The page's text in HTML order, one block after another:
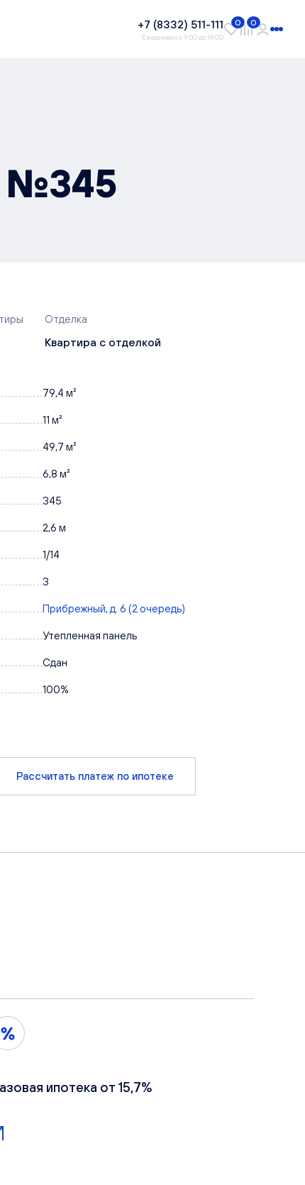
+7 (8332) 511-111
Ежедневно с 9:00 до 19:00
0 0
№345
Отделка
Квартира с отделкой
79,4 м²
11 м²
49,7 м²
6,8 м²
345
2,6 м
1/14
3
Прибрежный, д. 6 (2 очередь)
Утепленная панель
Сдан
100%
Рассчитать платеж по ипотеке
ипотека от 15,7%